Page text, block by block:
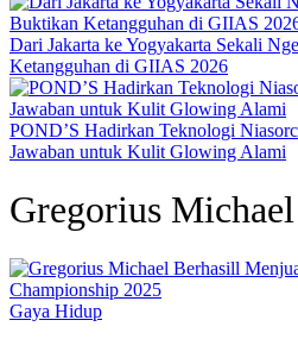
Dari Jakarta ke Yogyakarta Sekali
Ketangguhan di GIIAS 2026
POND’S Hadirkan Teknologi
Jawaban untuk Kulit Glowing Alami
Gregorius Michael
Gaya Hidup